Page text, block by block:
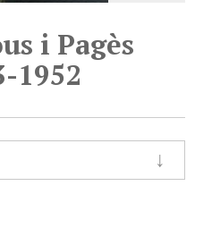
i Pagès
1952